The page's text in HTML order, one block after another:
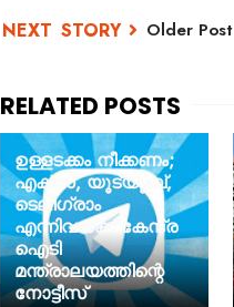
Older Post
ഉള്ളടക്കം നീക്കണം;
എക്‌സ്, യൂട്യൂബ്,
ടെലിഗ്രാം
എന്നിവയ്ക്ക് കേന്ദ്ര
ഐടി
മന്ത്രാലയത്തിന്റെ
നോട്ടീസ്